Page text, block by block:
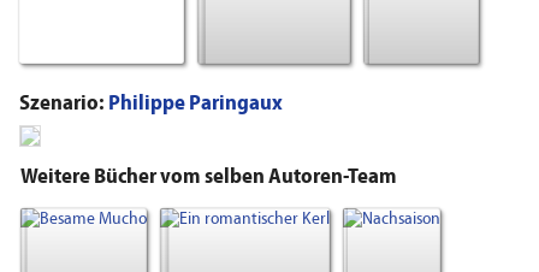
Szenario: Philippe Paringaux
Weitere Bücher vom selben Autoren-Team